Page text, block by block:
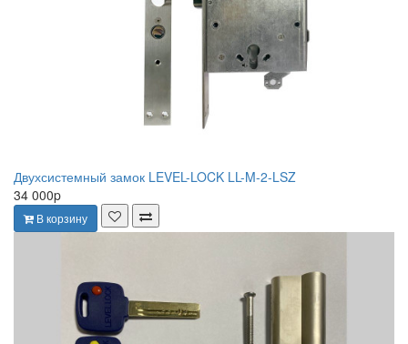
Двухсистемный замок LEVEL-LOCK LL-M-2-LSZ
34 000p
В корзину